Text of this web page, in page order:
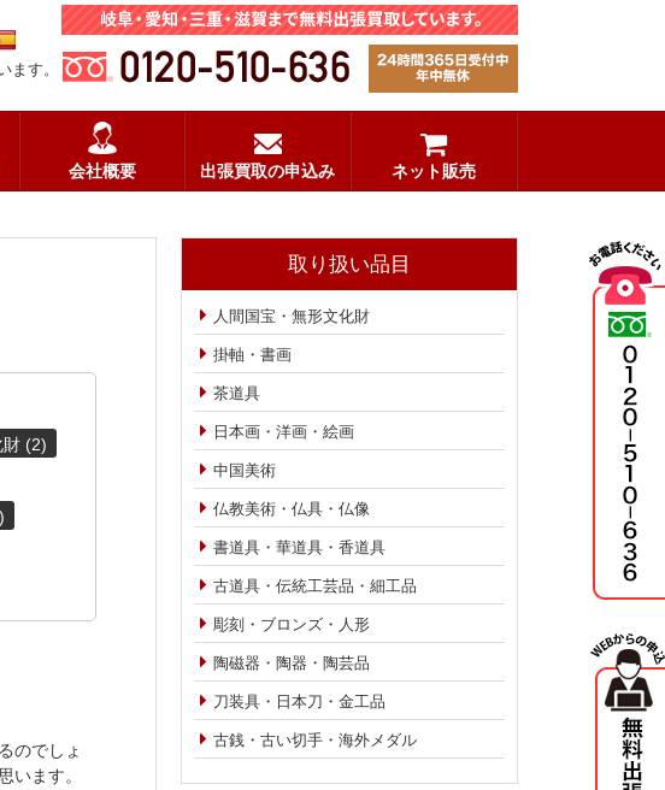
ます。
会社概要 出張買取の申込み ネット販売
財 (2)
のでしょ
ます。
取り扱い品目
人間国宝・無形文化財
掛軸・書画
茶道具
日本画・洋画・絵画
中国美術
仏教美術・仏具・仏像
書道具・華道具・香道具
古道具・伝統工芸品・細工品
彫刻・ブロンズ・人形
陶磁器・陶器・陶芸品
刀装具・日本刀・金工品
古銭・古い切手・海外メダル